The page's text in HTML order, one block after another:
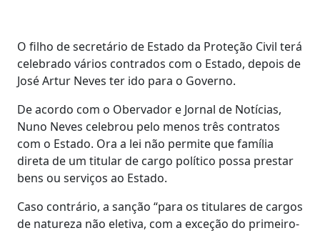
O filho de secretário de Estado da Proteção Civil terá
celebrado vários contrados com o Estado, depois de
José Artur Neves ter ido para o Governo.
De acordo com o Obervador e Jornal de Notícias,
Nuno Neves celebrou pelo menos três contratos
com o Estado. Ora a lei não permite que família
direta de um titular de cargo político possa prestar
bens ou serviços ao Estado.
Caso contrário, a sanção “para os titulares de cargos
de natureza não eletiva, com a exceção do primeiro-